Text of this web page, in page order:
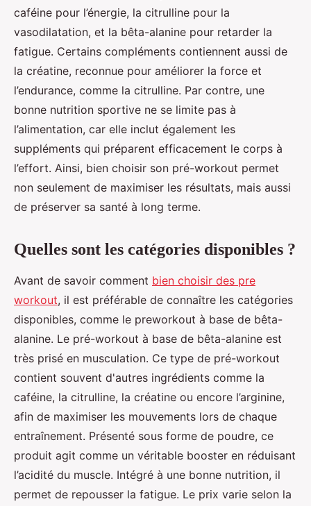
caféine pour l’énergie, la citrulline pour la
vasodilatation, et la bêta-alanine pour retarder la
fatigue. Certains compléments contiennent aussi de
la créatine, reconnue pour améliorer la force et
l’endurance, comme la citrulline. Par contre, une
bonne nutrition sportive ne se limite pas à
l’alimentation, car elle inclut également les
suppléments qui préparent efficacement le corps à
l’effort. Ainsi, bien choisir son pré-workout permet
non seulement de maximiser les résultats, mais aussi
de préserver sa santé à long terme.
Quelles sont les catégories disponibles ?
Avant de savoir comment bien choisir des pre
workout, il est préférable de connaître les catégories
disponibles, comme le preworkout à base de bêta-
alanine. Le pré-workout à base de bêta-alanine est
très prisé en musculation. Ce type de pré-workout
contient souvent d'autres ingrédients comme la
caféine, la citrulline, la créatine ou encore l’arginine,
afin de maximiser les mouvements lors de chaque
entraînement. Présenté sous forme de poudre, ce
produit agit comme un véritable booster en réduisant
l’acidité du muscle. Intégré à une bonne nutrition, il
permet de repousser la fatigue. Le prix varie selon la